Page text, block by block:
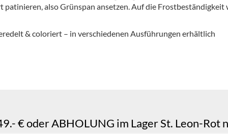
also Grünspan ansetzen. Auf die Frostbeständigkeit
& coloriert – in verschiedenen Ausführungen erhältlich
€ oder ABHOLUNG im Lager St. Leon-Rot